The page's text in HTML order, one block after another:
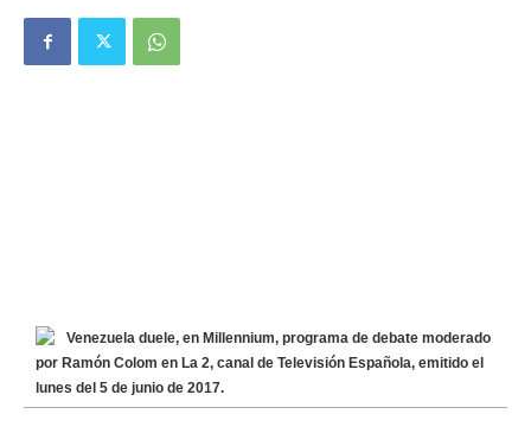
Venezuela duele, en Millennium, programa de debate moderado
por Ramón Colom en La 2, canal de Televisión Española, emitido el
lunes del 5 de junio de 2017.